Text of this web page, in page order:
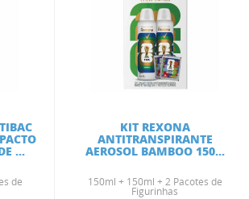
...
de
KIT REXONA
ANTITRANSPIRANTE
AEROSOL BAMBOO 150...
150ml + 150ml + 2 Pacotes de
Figurinhas